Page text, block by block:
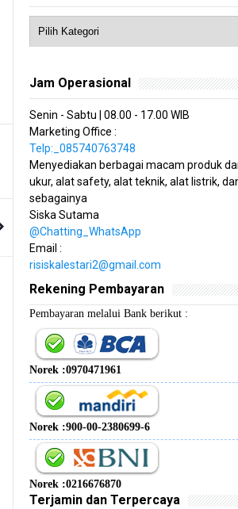
Jam Operasional
Senin - Sabtu | 08.00 - 17.00 WIB
Marketing Office :
Telp:_085740763748
Menyediakan berbagai macam produk
ukur, alat safety, alat teknik, alat listrik,
sebagainya
Siska Sutama
@Chatting_WhatsApp
Email :
risiskalestari2@gmail.com
Rekening Pembayaran
Pembayaran melalui Bank berikut :
Norek :0970471961
Norek :900-00-2380699-6
Norek :0216676870
Terjamin dan Terpercaya